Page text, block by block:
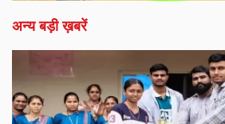
अन्य बड़ी ख़बरें